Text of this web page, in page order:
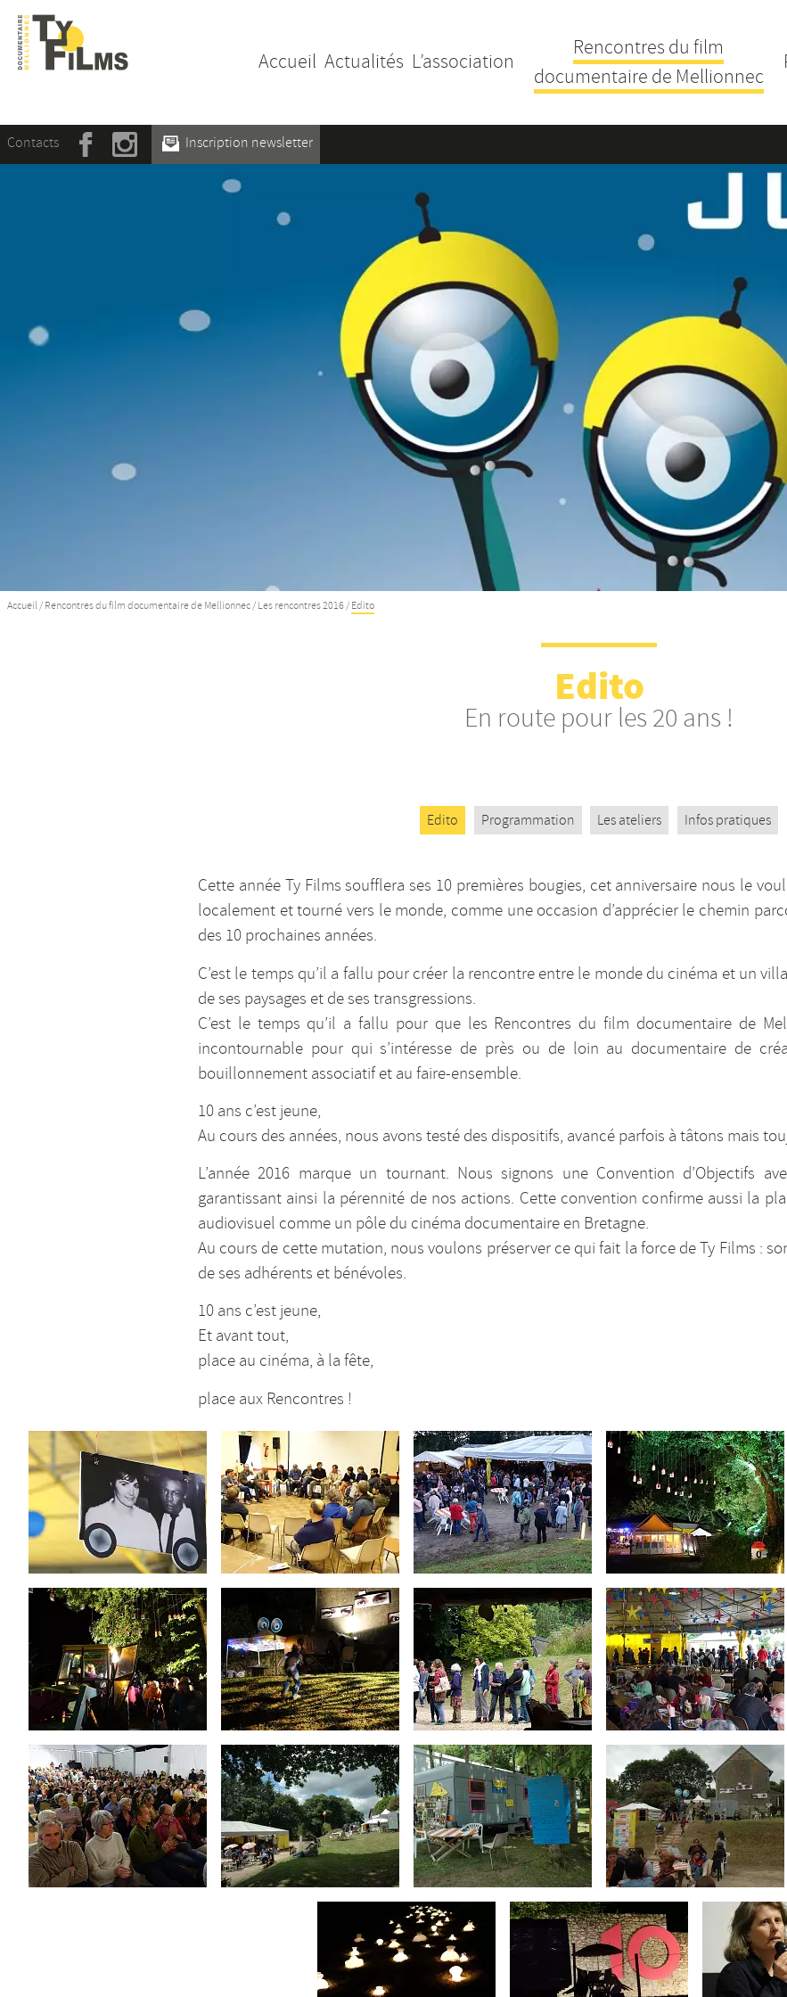
Accueil Actualités L’association
Rencontres du film
documentaire de Mellionnec
Contacts Inscription newsletter
Accueil / Rencontres du film documentaire de Mellionnec/ Les rencontres 2016/ Edito
Edito
En route pour les 20 ans !
Edito Programmation Les ateliers Infos pratiques
Cette année Ty Films soufflera ses 10 premières bougies, cet anniversaire nous le
localement et tourné vers le monde, comme une occasion d’apprécier le chemin
des 10 prochaines années.
C’est le temps qu’il a fallu pour créer la rencontre entre le monde du cinéma et un
de ses paysages et de ses transgressions.
C’est le temps qu’il a fallu pour que les Rencontres du film documentaire de
incontournable pour qui s’intéresse de près ou de loin au documentaire de
bouillonnement associatif et au faire-ensemble.
10 ans c’est jeune,
Au cours des années, nous avons testé des dispositifs, avancé parfois à tâtons mais
L’année 2016 marque un tournant. Nous signons une Convention d’Objectifs
garantissant ainsi la pérennité de nos actions. Cette convention confirme aussi la
audiovisuel comme un pôle du cinéma documentaire en Bretagne.
Au cours de cette mutation, nous voulons préserver ce qui fait la force de Ty Films :
de ses adhérents et bénévoles.
10 ans c’est jeune,
Et avant tout,
place au cinéma, à la fête,
place aux Rencontres !